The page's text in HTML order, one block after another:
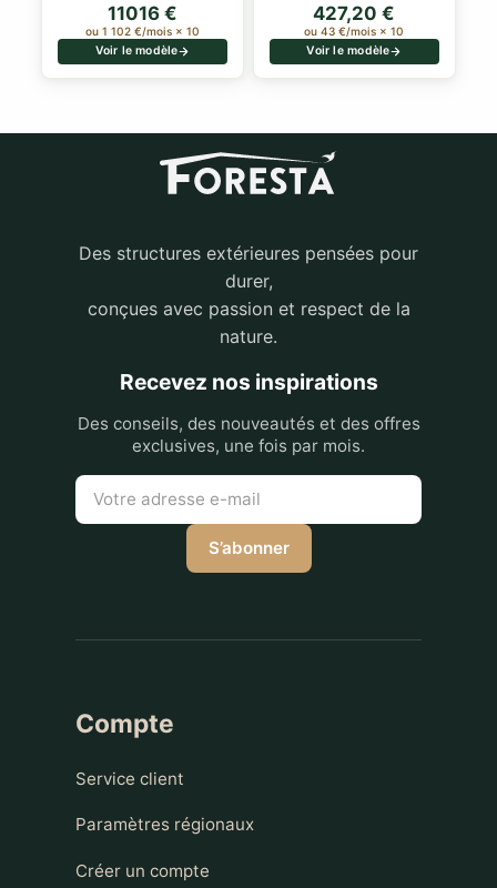
11016 €
ou 1 102 €/mois × 10
Voir le modèle
427,20 €
ou 43 €/mois × 10
Voir le modèle
Des structures extérieures pensées pour
durer,
conçues avec passion et respect de la
nature.
Recevez nos inspirations
Des conseils, des nouveautés et des offres
exclusives, une fois par mois.
S’abonner
Compte
Service client
Paramètres régionaux
Créer un compte